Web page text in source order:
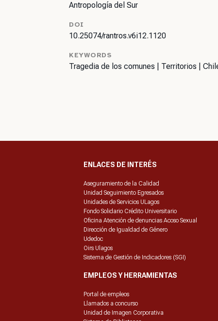
Antropología del Sur
DOI
10.25074/rantros.v6i12.1120
KEYWORDS
Tragedia de los comunes | Territorios |
ENLACES DE INTERÉS
Aseguramiento de la Calidad
Unidad Seguimiento Egresados
Unidades de Servicios ULagos
Fondo Solidario Crédito Universitario
Oficina Atención de denuncias Acoso Sexual
Dirección de Igualdad de Género
Udedoc
Oirs Ulagos
Sistema de Gestión de Indicadores (SGI)
EMPLEOS Y HERRAMIENTAS
Portal de empleos
Llamados a concurso
Unidad de Imagen Corporativa